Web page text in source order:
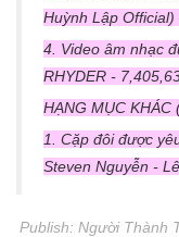
Huỳnh Lập
4. Video âm nhạc
RHYDER -
HẠNG MỤC KHÁC
1. Cặp đôi được
Steven Nguyễn -
Publish: Người Thành